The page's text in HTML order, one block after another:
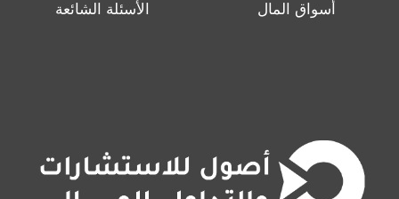
أسواق المال
الأسئلة الشائعة